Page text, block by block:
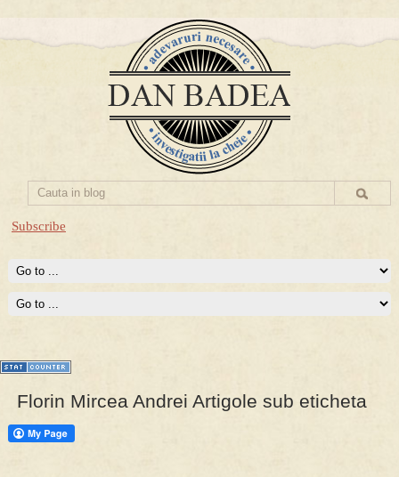
Subscribe
PRESA
Prima mea carte publicata (Nemira)
Averea Presedintelui: prima lucrare despre controversatele
conturi secrete ale Securitatii.
Florin Mircea Andrei Artigole sub eticheta